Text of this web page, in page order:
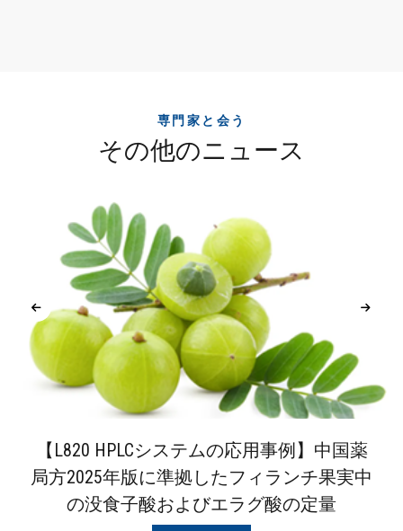
専門家と会う
その他のニュース
【L820 HPLCシステムの応用事例】中国薬
局方2025年版に準拠したフィランチ果実中
の没食子酸およびエラグ酸の定量